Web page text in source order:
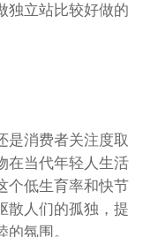
独立站比较好做的
是消费者关注度取
在当代年轻人生活
个低生育率和快节
散人们的孤独，提
氛围。